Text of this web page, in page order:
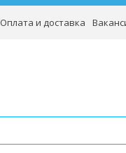
Оплата и доставка